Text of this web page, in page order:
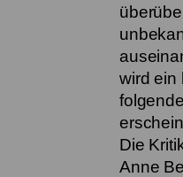
wird ein
Die
Anne